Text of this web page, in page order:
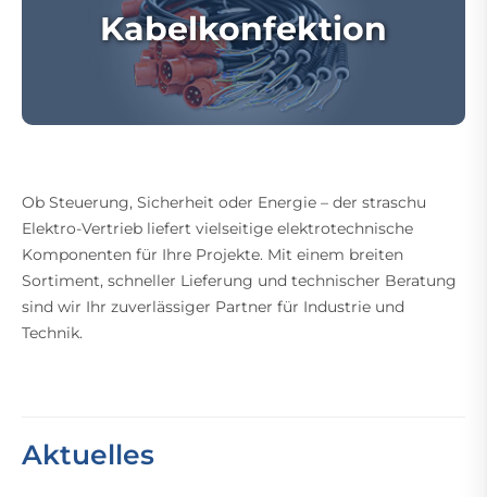
Kabelkonfektion
Ob Steuerung, Sicherheit oder Energie – der straschu
Elektro-Vertrieb liefert vielseitige elektrotechnische
Komponenten für Ihre Projekte. Mit einem breiten
Sortiment, schneller Lieferung und technischer Beratung
sind wir Ihr zuverlässiger Partner für Industrie und
Technik.
Aktuelles